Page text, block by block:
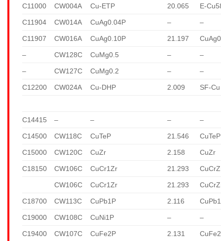
C11000 CW004A Cu-ETP 20.065 E-
C11904 CW014A CuAg0.04P – –
C11907 CW016A CuAg0.10P 21.197
– CW128C CuMg0.5 – –
– CW127C CuMg0.2 – –
C12200 CW024A Cu-DHP 2.009 SF-Cu
C14415 – – – –
C14500 CW118C CuTeP 21.546 CuTeP
C15000 CW120C CuZr 2.158 CuZr
C18150 CW106C CuCr1Zr 21.293
CW106C CuCr1Zr 21.293
C18700 CW113C CuPb1P 2.116
C19000 CW108C CuNi1P – –
C19400 CW107C CuFe2P 2.131